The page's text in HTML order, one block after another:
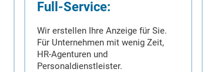
Full-Service:
Wir erstellen Ihre Anzeige für Sie.
Für Unternehmen mit wenig Zeit,
HR-Agenturen und
Personaldienstleister.